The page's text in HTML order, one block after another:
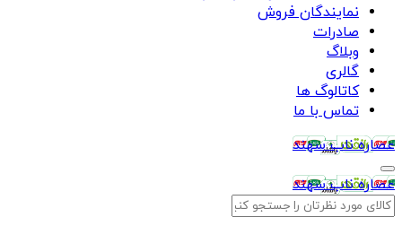
نمایندگان فروش
صادرات
وبلاگ
گالری
کاتالوگ ها
تماس با ما
عصاره ناب سهند
عصاره ناب سهند